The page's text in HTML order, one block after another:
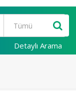
Detaylı Arama